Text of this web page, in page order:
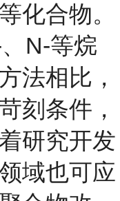
化合物。
N-等烷
法相比，
刻条件，
研究开发
域也可应